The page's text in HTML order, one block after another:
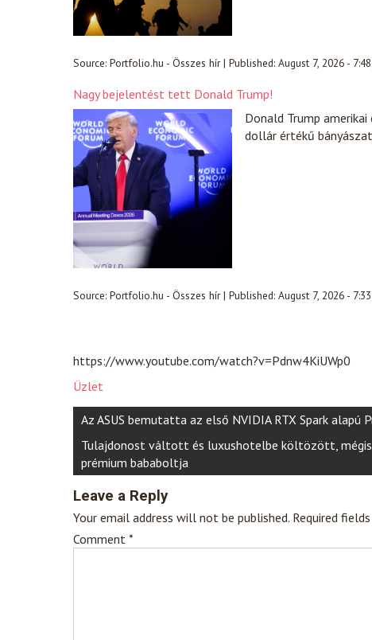
Source: Portfolio.hu - Összes hír| Published: August 7, 2026 -
Nagy bejelentést tett Donald Trump!
Donald Trump
dollár értékű
Source: Portfolio.hu - Összes hír| Published: August 7, 2026 -
https://www.youtube.com/watch?v=Pdnw4KiUWp0
Üzlet
Post
navigation
Az ASUS bemutatta az első NVIDIA RTX Spark alapú
Tulajdonost váltott és luxushotelbe költözött,
prémium bababoltja
Leave a Reply
Your email address will not be published. Required
Comment *